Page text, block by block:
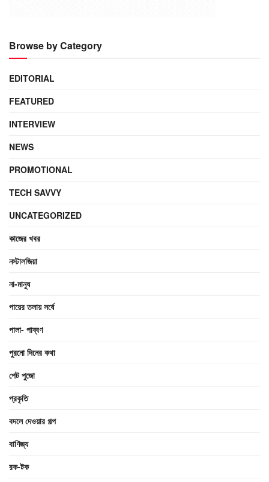
Browse by Category
EDITORIAL
FEATURED
INTERVIEW
NEWS
PROMOTIONAL
TECH SAVVY
UNCATEGORIZED
কাজের খবর
নস্টালজিয়া
না-মানুষ
পায়ের তলায় সর্ষে
পালা- পাব্বণ
পুরনো দিনের কথা
পেট পুজো
প্রকৃতি
বদলে দেওয়ার গল্প
বাণিজ্য
রক-টক